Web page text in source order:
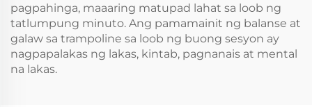
pagpahinga, maaaring matupad lahat sa loob ng
tatlumpung minuto. Ang pamamainit ng balanse at
galaw sa trampoline sa loob ng buong sesyon ay
nagpapalakas ng lakas, kintab, pagnanais at mental
na lakas.